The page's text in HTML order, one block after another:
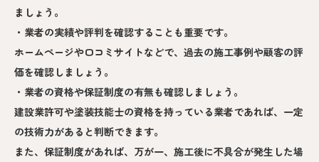
ましょう。
・業者の実績や評判を確認することも重要です。
ホームページや口コミサイトなどで、過去の施工事例や顧客の評
価を確認しましょう。
・業者の資格や保証制度の有無も確認しましょう。
建設業許可や塗装技能士の資格を持っている業者であれば、一定
の技術力があると判断できます。
また、保証制度があれば、万が一、施工後に不具合が発生した場